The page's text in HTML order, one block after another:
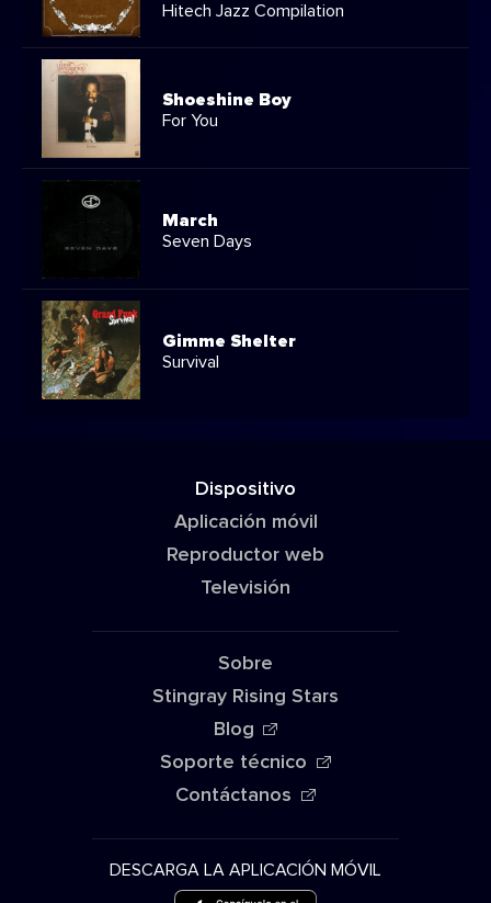
Hitech Jazz Compilation
Shoeshine Boy
For You
March
Seven Days
Gimme Shelter
Survival
Dispositivo
Aplicación móvil
Reproductor web
Televisión
Sobre
Stingray Rising Stars
Blog
Soporte técnico
Contáctanos
DESCARGA LA APLICACIÓN MÓVIL